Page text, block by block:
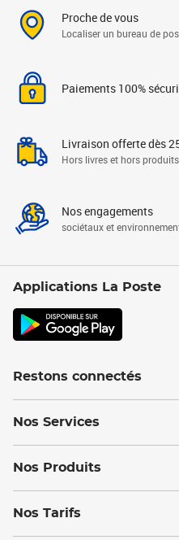
Proche de vous
Localiser un bureau de
Paiements 100%
Livraison offerte dès
Hors livres et hors
Nos engagements
sociétaux et
Applications La Poste
Restons connectés
Nos Services
Nos Produits
Nos Tarifs